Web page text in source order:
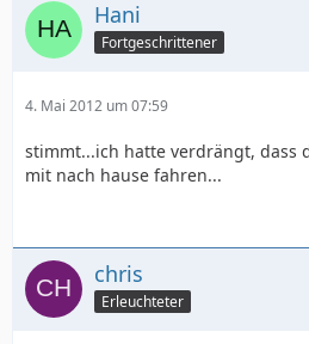
Hani
Fortgeschrittener
4. Mai 2012 um 07:59
stimmt...ich hatte verdrängt, dass
mit nach hause fahren...
chris
Erleuchteter